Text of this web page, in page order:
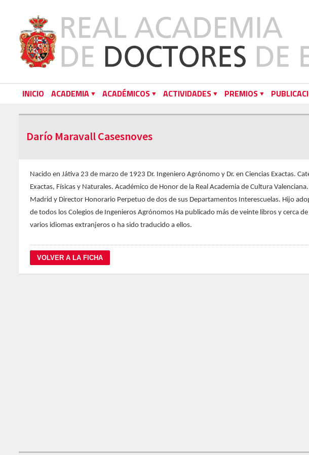
INICIO ACADEMIA ACADÉMICOS ACTIVIDADES PREMIOS
Darío Maravall Casesnoves
Nacido en Játiva 23 de marzo de 1923 Dr. Ingeniero Agrónomo y Dr. en Ciencias Exactas.
Exactas, Físicas y Naturales. Académico de Honor de la Real Academia de Cultura
Madrid y Director Honorario Perpetuo de dos de sus Departamentos Interescuelas. Hijo
de todos los Colegios de Ingenieros Agrónomos Ha publicado más de veinte libros y cerca
varios idiomas extranjeros o ha sido traducido a ellos.